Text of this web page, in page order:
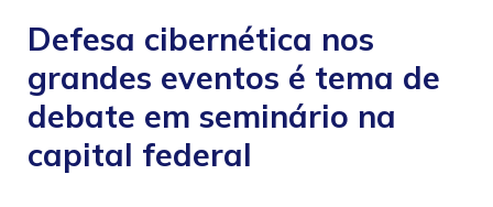
Defesa cibernética nos
grandes eventos é tema de
debate em seminário na
capital federal